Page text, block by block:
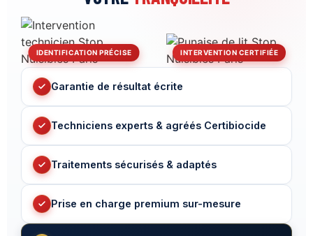
IDENTIFICATION PRÉCISE INTERVENTION CERTIFIÉE
Garantie de résultat écrite
Techniciens experts & agréés Certibiocide
Traitements sécurisés & adaptés
Prise en charge premium sur-mesure